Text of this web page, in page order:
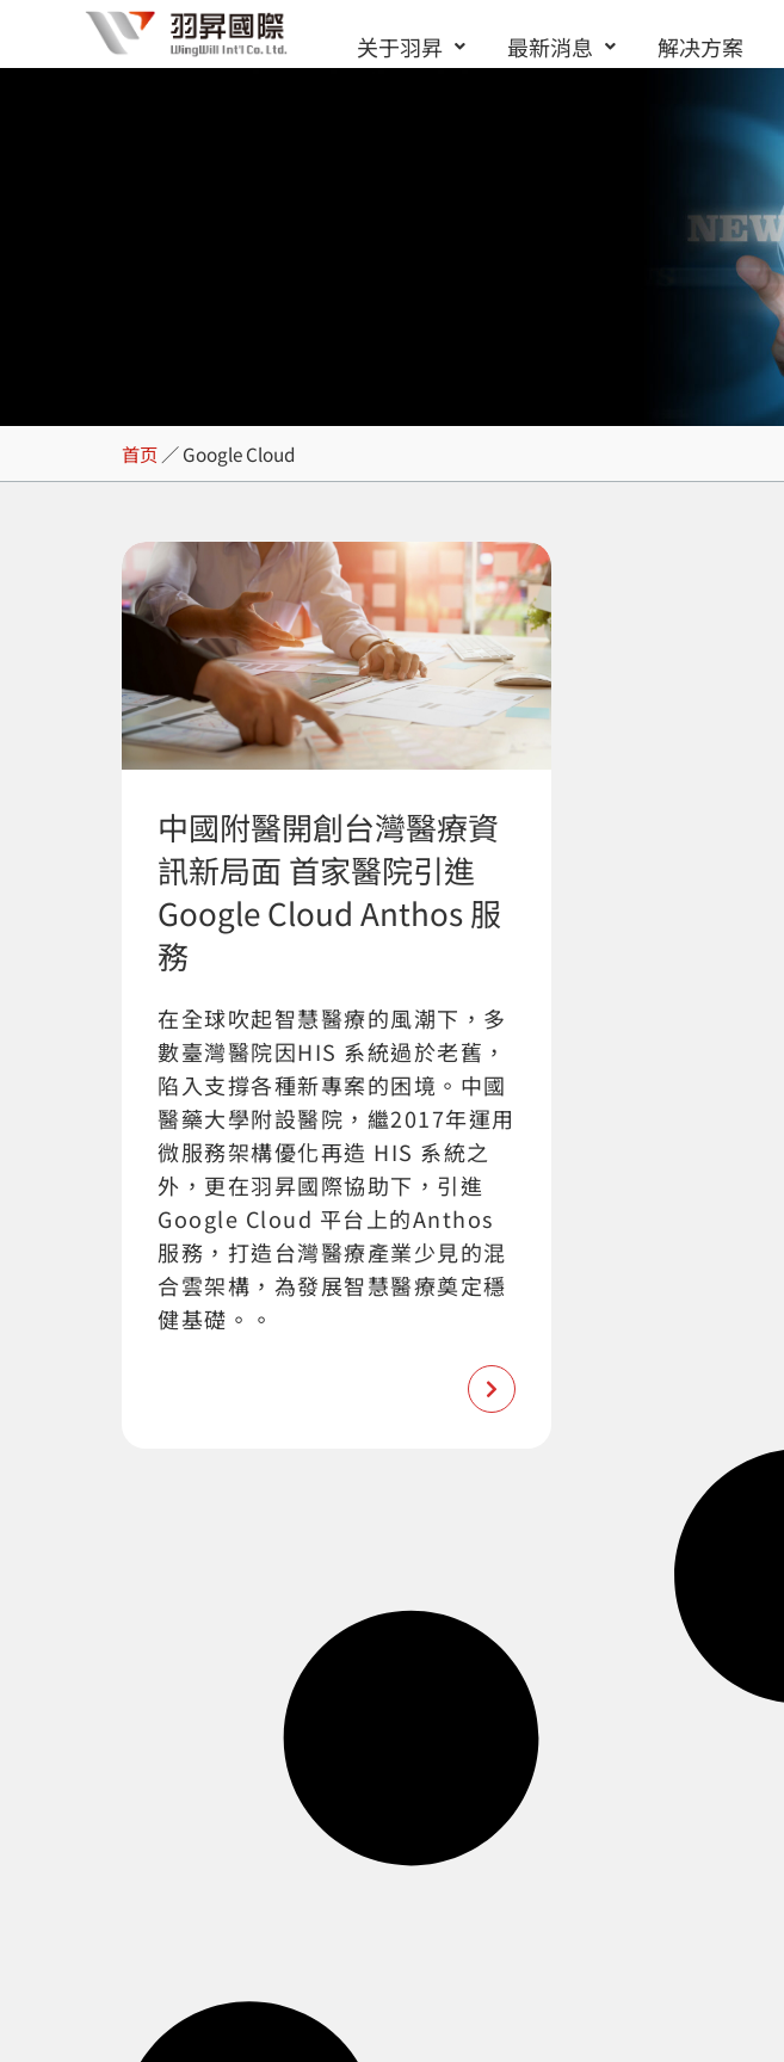
至
关于羽昇 最新消息 解决方案
Google Cloud
首页 ／Google Cloud
中國附醫開創台灣醫療資
訊新局面 首家醫院引進
Google Cloud Anthos 服
務
在全球吹起智慧醫療的風潮下，多
數臺灣醫院因HIS 系統過於老舊，
陷入支撐各種新專案的困境。中國
醫藥大學附設醫院，繼2017年運用
微服務架構優化再造 HIS 系統之
外，更在羽昇國際協助下，引進
Google Cloud 平台上的Anthos
服務，打造台灣醫療產業少見的混
合雲架構，為發展智慧醫療奠定穩
健基礎。。